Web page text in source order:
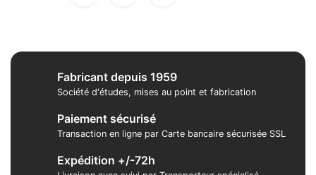
Fabricant depuis 1959
Société d'études, mises au point et fabrication
Paiement sécurisé
Transaction en ligne par Carte bancaire sécurisée SSL
Expédition +/-72h